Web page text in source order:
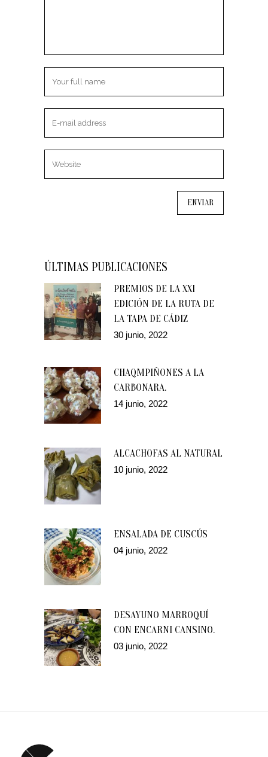
ÚLTIMAS PUBLICACIONES
PREMIOS DE LA XXI
EDICIÓN DE LA RUTA DE
LA TAPA DE CÁDIZ
30 junio, 2022
CHAQMPIÑONES A LA
CARBONARA.
14 junio, 2022
ALCACHOFAS AL NATURAL
10 junio, 2022
ENSALADA DE CUSCÚS
04 junio, 2022
DESAYUNO MARROQUÍ
CON ENCARNI CANSINO.
03 junio, 2022